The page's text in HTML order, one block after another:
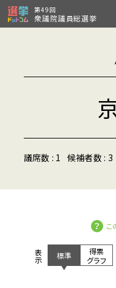
第49回
衆議院議員総選挙
議席数 : 1 候補者数 : 3
こ
表示 標準
得票
グラフ